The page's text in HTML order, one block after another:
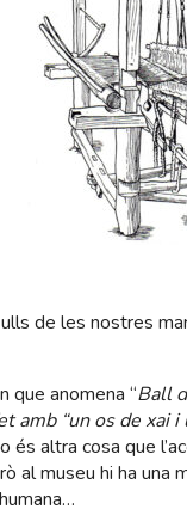
de les nostres
que anomena “Ball
“un os de xai i
és altra cosa que
al museu hi ha una